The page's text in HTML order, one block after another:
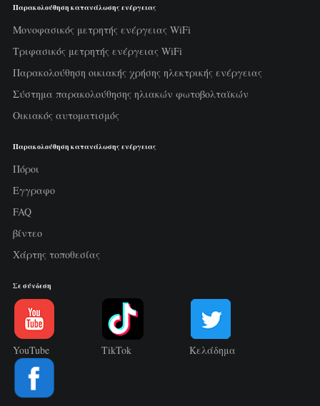
Παρακολούθηση κατανάλωσης ενέργειας
Μονοφασικός μετρητής ενέργειας WiFi
Τριφασικός μετρητής ενέργειας WiFi
Παρακολούθηση οικιακής χρήσης ηλεκτρικής ενέργειας
Σύστημα παρακολούθησης ηλιακών φωτοβολταϊκών
Οικιακός αυτοματισμός
Παρακολούθηση κατανάλωσης ενέργειας
Πόροι
Εγγραφο
FAQ
βίντεο
Χάρτης τοποθεσίας
Σε σύνδεση
YouTube TikTok Κελάδημα